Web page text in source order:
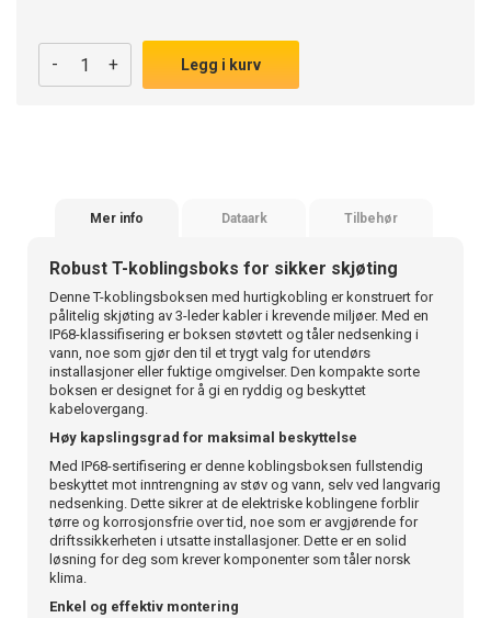
- + Legg i kurv
Mer info Dataark Tilbehør
Robust T-koblingsboks for sikker skjøting
Denne T-koblingsboksen med hurtigkobling er konstruert for
pålitelig skjøting av 3-leder kabler i krevende miljøer. Med en
IP68-klassifisering er boksen støvtett og tåler nedsenking i
vann, noe som gjør den til et trygt valg for utendørs
installasjoner eller fuktige omgivelser. Den kompakte sorte
boksen er designet for å gi en ryddig og beskyttet
kabelovergang.
Høy kapslingsgrad for maksimal beskyttelse
Med IP68-sertifisering er denne koblingsboksen fullstendig
beskyttet mot inntrengning av støv og vann, selv ved langvarig
nedsenking. Dette sikrer at de elektriske koblingene forblir
tørre og korrosjonsfrie over tid, noe som er avgjørende for
driftssikkerheten i utsatte installasjoner. Dette er en solid
løsning for deg som krever komponenter som tåler norsk
klima.
Enkel og effektiv montering